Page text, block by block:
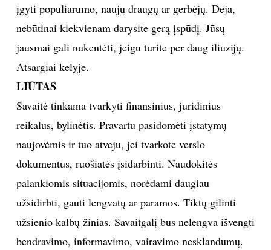
įgyti populiarumo, naujų draugų ar gerbėjų. Deja,
nebūtinai kiekvienam darysite gerą įspūdį. Jūsų
jausmai gali nukentėti, jeigu turite per daug iliuzijų.
Atsargiai kelyje.
LIŪTAS
Savaitė tinkama tvarkyti finansinius, juridinius
reikalus, bylinėtis. Pravartu pasidomėti įstatymų
naujovėmis ir tuo atveju, jei tvarkote verslo
dokumentus, ruošiatės įsidarbinti. Naudokitės
palankiomis situacijomis, norėdami daugiau
užsidirbti, gauti lengvatų ar paramos. Tiktų gilinti
užsienio kalbų žinias. Savaitgalį bus nelengva išvengti
bendravimo, informavimo, vairavimo nesklandumų.